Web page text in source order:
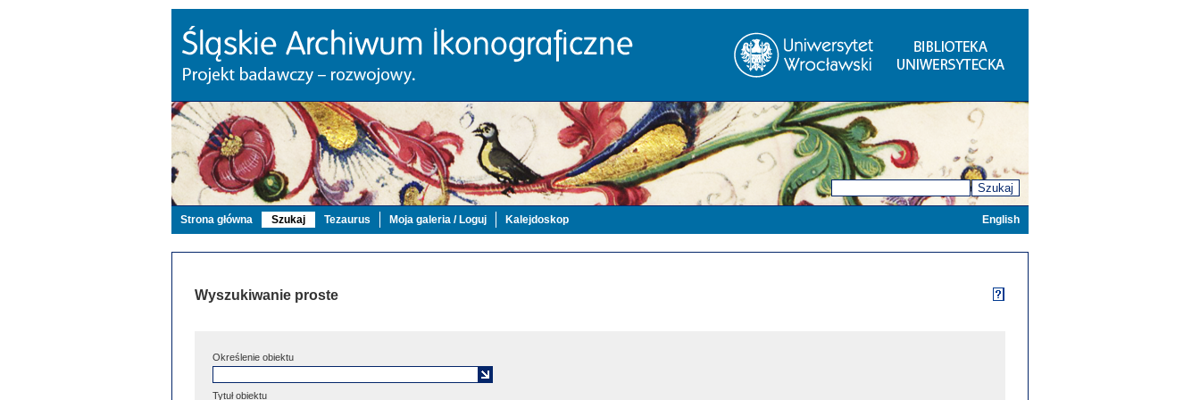
Szukaj
Strona główna Szukaj Tezaurus Moja galeria / Loguj Kalejdoskop English
Wyszukiwanie proste
Określenie obiektu
Tytuł obiektu